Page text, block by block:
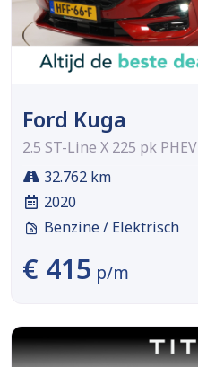
Ford Kuga
2.5 ST-Line X 225 pk PHEV
32.762 km
2020
Benzine / Elektrisch
€ 415 p/m